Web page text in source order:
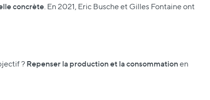
concrète. En 2021, Eric Busche et Gilles Fontaine ont
? Repenser la production et la consommation en